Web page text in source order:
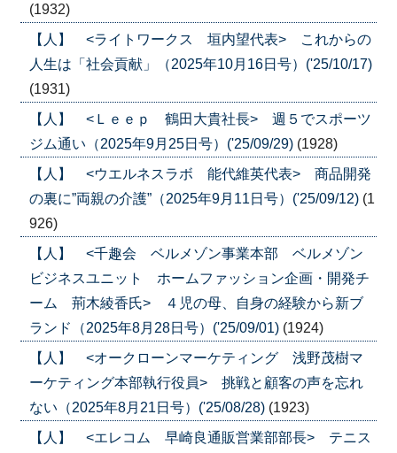
(1932)
【人】 <ライトワークス 垣内望代表> これからの
人生は「社会貢献」（2025年10月16日号）('25/10/17)
(1931)
【人】 <Ｌｅｅｐ 鶴田大貴社長> 週５でスポーツ
ジム通い（2025年9月25日号）('25/09/29) (1928)
【人】 <ウエルネスラボ 能代維英代表> 商品開発
の裏に”両親の介護”（2025年9月11日号）('25/09/12) (1
926)
【人】 <千趣会 ベルメゾン事業本部 ベルメゾン
ビジネスユニット ホームファッション企画・開発チ
ーム 荊木綾香氏> ４児の母、自身の経験から新ブ
ランド（2025年8月28日号）('25/09/01) (1924)
【人】 <オークローンマーケティング 浅野茂樹マ
ーケティング本部執行役員> 挑戦と顧客の声を忘れ
ない（2025年8月21日号）('25/08/28) (1923)
【人】 <エレコム 早崎良通販営業部部長> テニス